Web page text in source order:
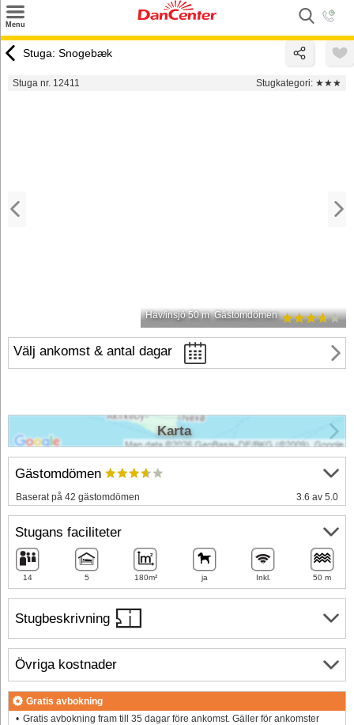
Menu
Tilbud
Stuga: Snogebæk
Stuga nr. 12411 Stugkategori: ★★★
Hav/insjö 50 m Gästomdömen
Välj ankomst & antal dagar
Stugbeskrivning
Gästomdömen
Baserat på 42 gästomdömen 3.6 av 5.0
Stugans faciliteter
14 5 180m² ja Inkl. 50 m
Övriga kostnader
Gratis avbokning
Gratis avbokning fram till 35 dagar före ankomst. Gäller för ankomster
Karta